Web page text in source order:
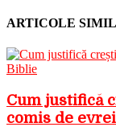
ARTICOLE
Cum justifică
comis de